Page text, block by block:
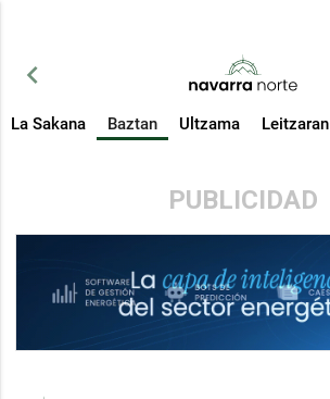
chevron_left
La Sakana Baztan Ultzama Leitzaran
PUBLICIDAD